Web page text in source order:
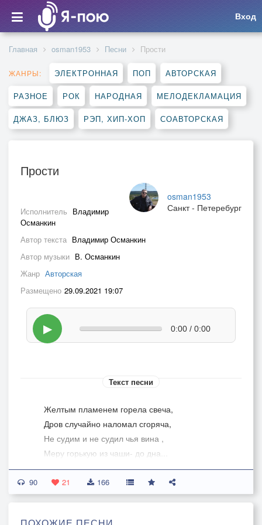
Вход
Главная osman1953 Песни Прости
ЖАНРЫ: ЭЛЕКТРОННАЯ ПОП АВТОРСКАЯ
РАЗНОЕ РОК НАРОДНАЯ МЕЛОДЕКЛАМАЦИЯ
ДЖАЗ, БЛЮЗ РЭП, ХИП-ХОП СОАВТОРСКАЯ
Прости
osman1953
Санкт - Петеребург
Исполнитель Владимир
Османкин
Автор текста Владимир Османкин
Автор музыки В. Османкин
Жанр Авторская
Размещено 29.09.2021 19:07
▶ 0:00 / 0:00
Текст песни
Желтым пламенем горела свеча,
Дров случайно наломал сгоряча,
Не судим и не судил чья вина ,
Меру горькую из чаши- до дна...
В ночь холодную как лед- не гони,
Тяжким молотом по мне эти дни,
На удачу я не стал уповать,
90 21 166